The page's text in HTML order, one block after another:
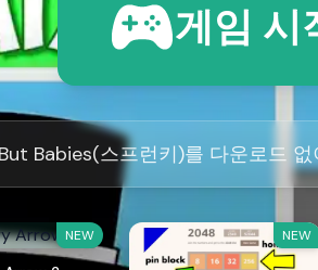
게임 시
Babies(스프런키)를 다운로드
NEW NEW